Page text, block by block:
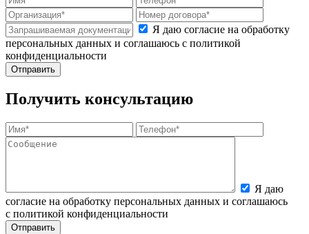
Я даю согласие на обработку
персональных данных и соглашаюсь с политикой
конфиденциальности
Получить консультацию
Я даю
согласие на обработку персональных данных и соглашаюсь
с политикой конфиденциальности